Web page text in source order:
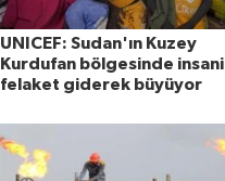
UNICEF: Sudan'ın Kuzey
Kurdufan bölgesinde insani
felaket giderek büyüyor